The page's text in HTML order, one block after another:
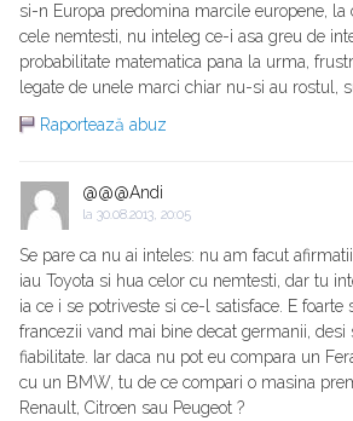
si-n Europa predomina marcile europene, la
cele nemtesti, nu inteleg ce-i asa greu de
probabilitate matematica pana la urma,
legate de unele marci chiar nu-si au rostul,
Raportează abuz
@@@Andi
la 30.08.2013, 20:05
Se pare ca nu ai inteles: nu am facut
iau Toyota si hua celor cu nemtesti, dar tu
ia ce i se potriveste si ce-l satisface. E foarte
francezii vand mai bine decat germanii, desi
fiabilitate. Iar daca nu pot eu compara un
cu un BMW, tu de ce compari o masina
Renault, Citroen sau Peugeot ?